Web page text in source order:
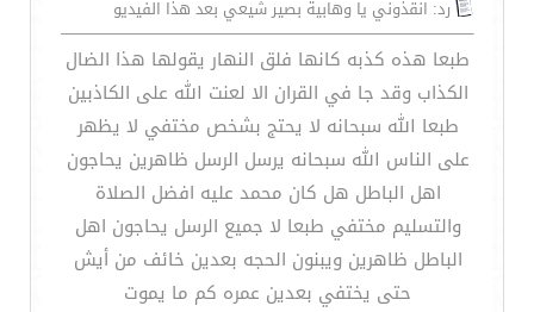
رد: انقذوني يا وهابية بصير شيعي بعد هذا الفيديو
طبعا هذه كذبه كانها فلق النهار يقولها هذا الضال
الكذاب وقد جا في القران الا لعنت الله على الكاذبين
طبعا الله سبحانه لا يحتج بشخص مختفي لا يظهر
على الناس الله سبحانه يرسل الرسل ظاهرين يحاجون
اهل الباطل هل كان محمد عليه افضل الصلاة
والتسليم مختفي طبعا لا جميع الرسل يحاجون اهل
الباطل ظاهرين ويبنون الحجه بعدين خائف من أيش
حتى يختفي بعدين عمره كم ما يموت